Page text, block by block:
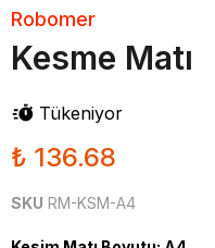
Robomer
Kesme Matı
Tükeniyor
₺ 136.68
SKU RM-KSM-A4